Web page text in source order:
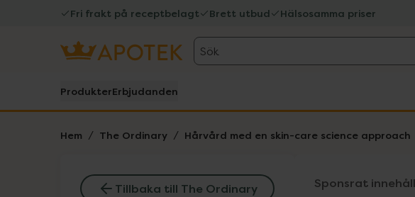
Fri frakt på receptbelagt Brett utbud Hälsosamma priser
Sök
ProdukterErbjudanden
Hem The Ordinary Hårvård med en skin-care science approach
Tillbaka till The Ordinary
Sponsrat innehåll